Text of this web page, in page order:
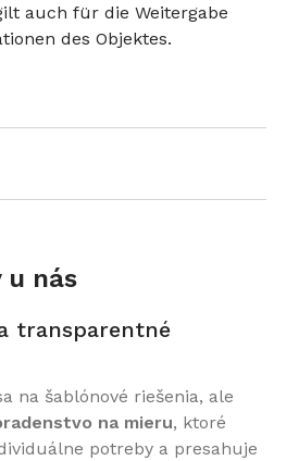
auch für die Weitergabe
des Objektes.
u nás
transparentné
na šablónové riešenia, ale
na mieru, ktoré
potreby a presahuje